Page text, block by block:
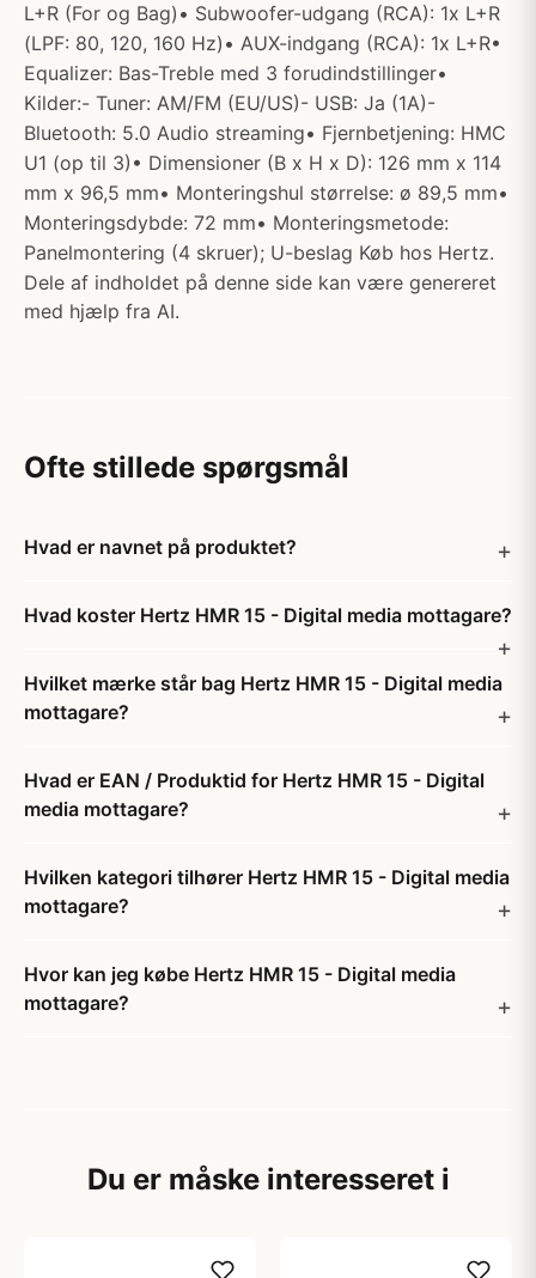
L+R (For og Bag)• Subwoofer-udgang (RCA): 1x L+R
(LPF: 80, 120, 160 Hz)• AUX-indgang (RCA): 1x L+R•
Equalizer: Bas-Treble med 3 forudindstillinger•
Kilder:- Tuner: AM/FM (EU/US)- USB: Ja (1A)-
Bluetooth: 5.0 Audio streaming• Fjernbetjening: HMC
U1 (op til 3)• Dimensioner (B x H x D): 126 mm x 114
mm x 96,5 mm• Monteringshul størrelse: ø 89,5 mm•
Monteringsdybde: 72 mm• Monteringsmetode:
Panelmontering (4 skruer); U-beslag Køb hos Hertz.
Dele af indholdet på denne side kan være genereret
med hjælp fra AI.
Ofte stillede spørgsmål
Hvad er navnet på produktet?
Hvad koster Hertz HMR 15 - Digital media mottagare?
Hvilket mærke står bag Hertz HMR 15 - Digital media
mottagare?
Hvad er EAN / Produktid for Hertz HMR 15 - Digital
media mottagare?
Hvilken kategori tilhører Hertz HMR 15 - Digital media
mottagare?
Hvor kan jeg købe Hertz HMR 15 - Digital media
mottagare?
Du er måske interesseret i